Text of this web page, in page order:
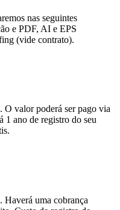
nas seguintes
e PDF, AI e EPS
(vide contrato).
O valor poderá ser pago via
1 ano de registro do seu
Haverá uma cobrança